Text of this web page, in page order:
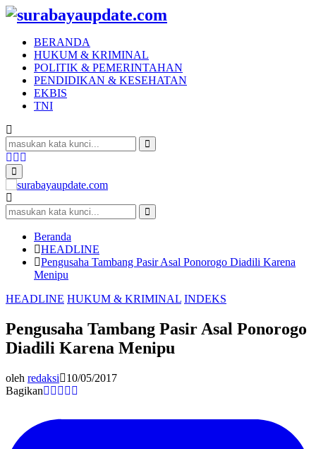
BERANDA
HUKUM & KRIMINAL
POLITIK & PEMERINTAHAN
PENDIDIKAN & KESEHATAN
EKBIS
TNI
Search
for:
Search
Facebook
Twitter
Primary
Menu
Search
for:
Search
Beranda
HEADLINE
Pengusaha Tambang Pasir Asal Ponorogo Diadili Karena
Menipu
HEADLINE HUKUM & KRIMINAL INDEKS
Pengusaha Tambang Pasir Asal Ponorogo
Diadili Karena Menipu
oleh redaksi
10/05/2017
Bagikan